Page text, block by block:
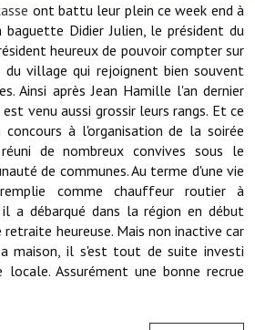
Fressinfo & Le Fressinois
ont battu leur plein ce week end à
baguette Didier Julien, le président du
heureux de pouvoir compter sur
du village qui rejoignent bien souvent
Ainsi après Jean Hamille l'an dernier
venu aussi grossir leurs rangs. Et ce
à l'organisation de la soirée
de nombreux convives sous le
de communes. Au terme d'une vie
comme chauffeur routier à
a débarqué dans la région en début
retraite heureuse. Mais non inactive car
maison, il s'est tout de suite investi
Assurément une bonne recrue